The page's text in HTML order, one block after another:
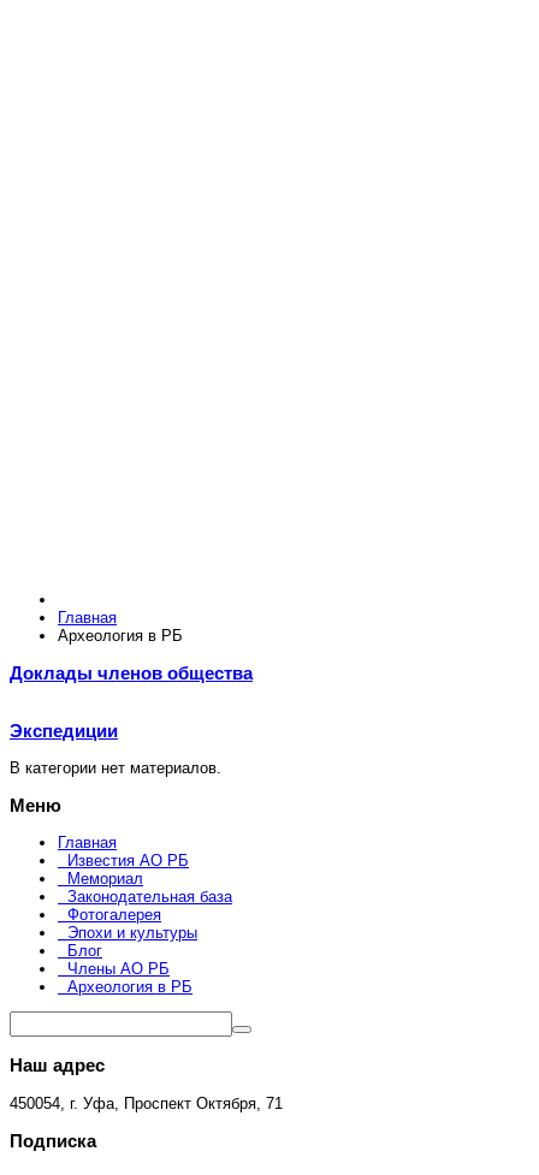
Главная
Археология в РБ
Доклады членов общества
Экспедиции
В категории нет материалов.
Меню
Главная
Известия АО РБ
Мемориал
Законодательная база
Фотогалерея
Эпохи и культуры
Блог
Члены АО РБ
Археология в РБ
Наш адрес
450054, г. Уфа, Проспект Октября, 71
Подписка